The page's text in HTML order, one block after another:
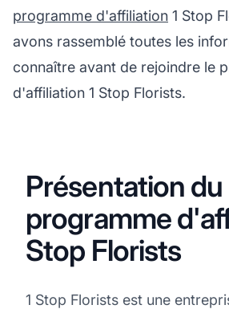
programme d'affiliation 1 Stop
avons rassemblé toutes les
connaître avant de rejoindre le
d'affiliation 1 Stop Florists.
Présentation du
programme
Stop Florists
1 Stop Florists est une